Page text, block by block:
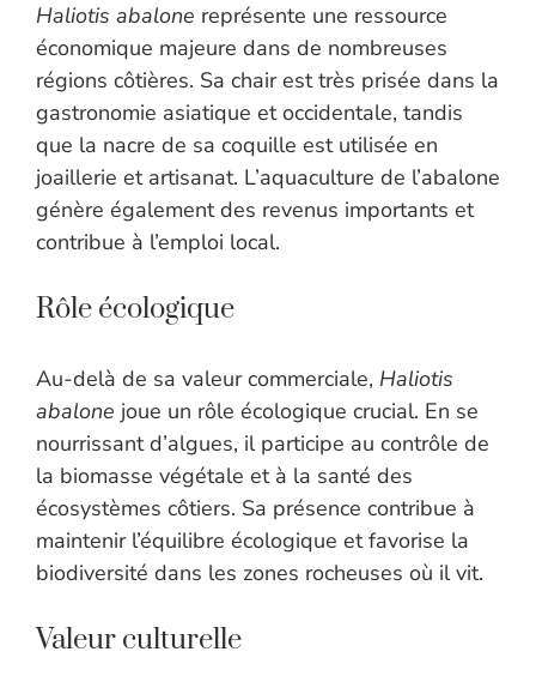
Haliotis abalone représente une ressource
économique majeure dans de nombreuses
régions côtières. Sa chair est très prisée dans la
gastronomie asiatique et occidentale, tandis
que la nacre de sa coquille est utilisée en
joaillerie et artisanat. L’aquaculture de l’abalone
génère également des revenus importants et
contribue à l’emploi local.
Rôle écologique
Au-delà de sa valeur commerciale, Haliotis
abalone joue un rôle écologique crucial. En se
nourrissant d’algues, il participe au contrôle de
la biomasse végétale et à la santé des
écosystèmes côtiers. Sa présence contribue à
maintenir l’équilibre écologique et favorise la
biodiversité dans les zones rocheuses où il vit.
Valeur culturelle